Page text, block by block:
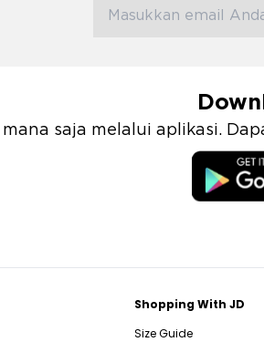
saja melalui aplikasi.
Shopping With JD
Size Guide